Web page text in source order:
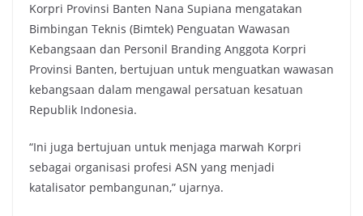
Korpri Provinsi Banten Nana Supiana mengatakan
Bimbingan Teknis (Bimtek) Penguatan Wawasan
Kebangsaan dan Personil Branding Anggota Korpri
Provinsi Banten, bertujuan untuk menguatkan wawasan
kebangsaan dalam mengawal persatuan kesatuan
Republik Indonesia.
“Ini juga bertujuan untuk menjaga marwah Korpri
sebagai organisasi profesi ASN yang menjadi
katalisator pembangunan,” ujarnya.